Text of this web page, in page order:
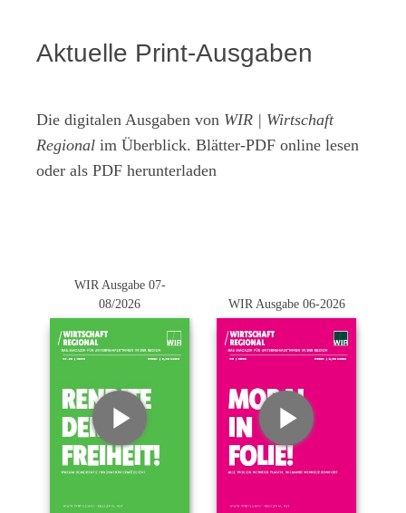
Aktuelle Print-Ausgaben
Die digitalen Ausgaben von WIR | Wirtschaft
Regional im Überblick. Blätter-PDF online lesen
oder als PDF herunterladen
WIR Ausgabe 07-
08/2026
WIR Ausgabe 06-2026